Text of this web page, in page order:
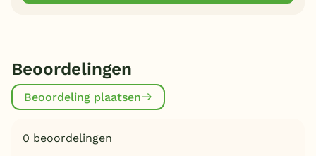
Beoordelingen
Beoordeling plaatsen
0 beoordelingen